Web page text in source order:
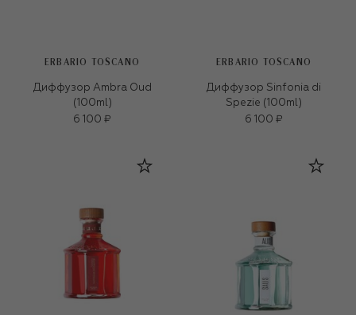
ERBARIO TOSCANO
Диффузор Ambra Oud
(100ml)
6 100 ₽
ERBARIO TOSCANO
Диффузор Sinfonia di
Spezie (100ml)
6 100 ₽